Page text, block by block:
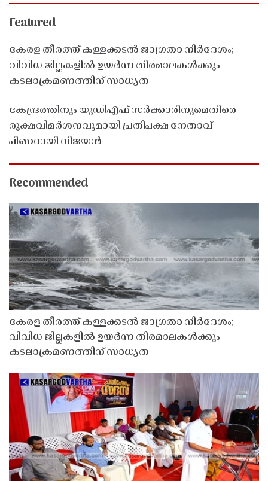
Featured
കേരള തീരത്ത് കള്ളക്കടൽ ജാഗ്രതാ നിർദേശം;
വിവിധ ജില്ലകളിൽ ഉയർന്ന തിരമാലകൾക്കും
കടലാക്രമണത്തിന് സാധ്യത
കേന്ദ്രത്തിനും യുഡിഎഫ് സർക്കാരിനുമെതിരെ
രൂക്ഷവിമർശനവുമായി പ്രതിപക്ഷ നേതാവ്
പിണറായി വിജയൻ
Recommended
കേരള തീരത്ത് കള്ളക്കടൽ ജാഗ്രതാ നിർദേശം;
വിവിധ ജില്ലകളിൽ ഉയർന്ന തിരമാലകൾക്കും
കടലാക്രമണത്തിന് സാധ്യത